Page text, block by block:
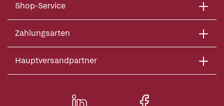
Shop-Service
Zahlungsarten
Hauptversandpartner